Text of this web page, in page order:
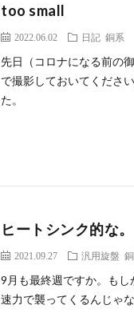
too small
2022.06.02 日記 銅系
先日（コロナになる前の
で撮影しておいてくださ
た。
ヒートシンク的な。
2021.09.27 汎用旋盤
9月も最終週ですか。も
速力で襲ってくるんじゃ